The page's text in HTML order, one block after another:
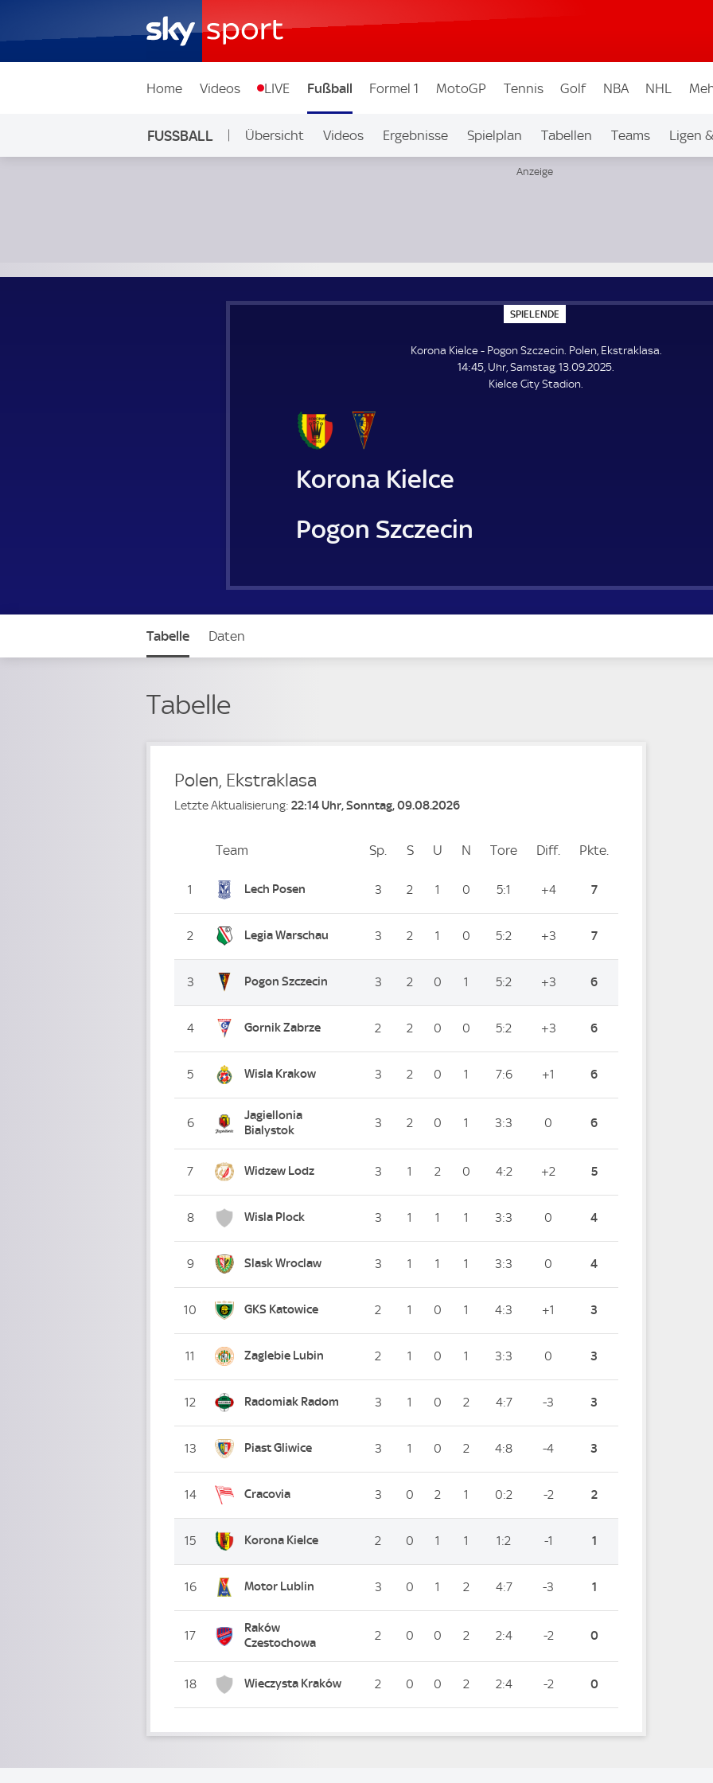
Home Videos LIVE Fußball Formel 1 MotoGP Tennis Golf NBA NHL
FUSSBALL Übersicht Videos Ergebnisse Spielplan Tabellen Teams Ligen
SPIELENDE
P
E
L
E
N
Korona Kielce - Pogon Szczecin. Polen, Ekstraklasa.
14:45, Uhr, Samstag, 13.09.2025.
Kielce City Stadion.
Korona Kielce
Pogon Szczecin
Tabelle Daten
Tabelle
Polen, Ekstraklasa
Letzte Aktualisierung: 22:14 Uhr, Sonntag, 09.08.2026
PlatzTeam Sp. Spiele
SSiege
U Unentschieden
N Niederlagen
Tore ToreDiff. Differenz
Pkte.
1 Lech Posen 3 2 1 0 5:1 +4 7
2 Legia Warschau 3 2 1 0 5:2 +3 7
3 Pogon Szczecin 3 2 0 1 5:2 +3 6
4 Gornik Zabrze 2 2 0 0 5:2 +3 6
5 Wisla Krakow 3 2 0 1 7:6 +1 6
6
Jagiellonia
Bialystok
3 2 0 1 3:3 0 6
7 Widzew Lodz 3 1 2 0 4:2 +2 5
8 Wisla Plock 3 1 1 1 3:3 0 4
9 Slask Wroclaw 3 1 1 1 3:3 0 4
10 GKS Katowice 2 1 0 1 4:3 +1 3
11 Zaglebie Lubin 2 1 0 1 3:3 0 3
12 Radomiak Radom 3 1 0 2 4:7 -3 3
13 Piast Gliwice 3 1 0 2 4:8 -4 3
14 Cracovia 3 0 2 1 0:2 -2 2
15 Korona Kielce 2 0 1 1 1:2 -1 1
16 Motor Lublin 3 0 1 2 4:7 -3 1
17
Raków
Czestochowa
2 0 0 2 2:4 -2 0
18 Wieczysta Kraków 2 0 0 2 2:4 -2 0